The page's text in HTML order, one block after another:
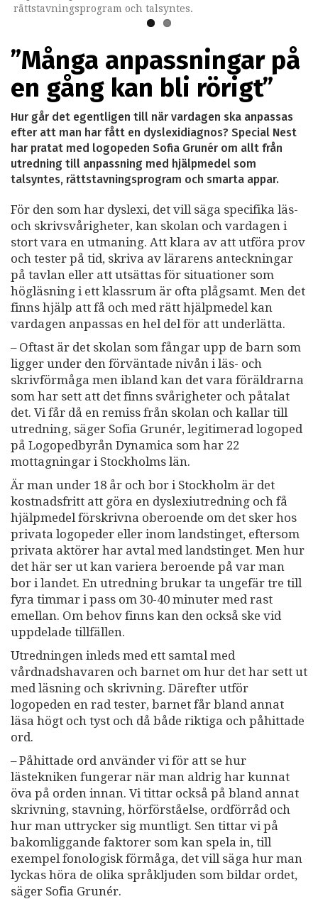
rättstavningsprogram och talsyntes.
det bli rörigt", säger logopeden Sofia Grunér.
”Många anpassningar på
en gång kan bli rörigt”
Hur går det egentligen till när vardagen ska anpassas
efter att man har fått en dyslexidiagnos? Special Nest
har pratat med logopeden Sofia Grunér om allt från
utredning till anpassning med hjälpmedel som
talsyntes, rättstavningsprogram och smarta appar.
För den som har dyslexi, det vill säga specifika läs-
och skrivsvårigheter, kan skolan och vardagen i
stort vara en utmaning. Att klara av att utföra prov
och tester på tid, skriva av lärarens anteckningar
på tavlan eller att utsättas för situationer som
högläsning i ett klassrum är ofta plågsamt. Men det
finns hjälp att få och med rätt hjälpmedel kan
vardagen anpassas en hel del för att underlätta.
– Oftast är det skolan som fångar upp de barn som
ligger under den förväntade nivån i läs- och
skrivförmåga men ibland kan det vara föräldrarna
som har sett att det finns svårigheter och påtalat
det. Vi får då en remiss från skolan och kallar till
utredning, säger Sofia Grunér, legitimerad logoped
på Logopedbyrån Dynamica som har 22
mottagningar i Stockholms län.
Är man under 18 år och bor i Stockholm är det
kostnadsfritt att göra en dyslexiutredning och få
hjälpmedel förskrivna oberoende om det sker hos
privata logopeder eller inom landstinget, eftersom
privata aktörer har avtal med landstinget. Men hur
det här ser ut kan variera beroende på var man
bor i landet. En utredning brukar ta ungefär tre till
fyra timmar i pass om 30-40 minuter med rast
emellan. Om behov finns kan den också ske vid
uppdelade tillfällen.
Utredningen inleds med ett samtal med
vårdnadshavaren och barnet om hur det har sett ut
med läsning och skrivning. Därefter utför
logopeden en rad tester, barnet får bland annat
läsa högt och tyst och då både riktiga och påhittade
ord.
– Påhittade ord använder vi för att se hur
lästekniken fungerar när man aldrig har kunnat
öva på orden innan. Vi tittar också på bland annat
skrivning, stavning, hörförståelse, ordförråd och
hur man uttrycker sig muntligt. Sen tittar vi på
bakomliggande faktorer som kan spela in, till
exempel fonologisk förmåga, det vill säga hur man
lyckas höra de olika språkljuden som bildar ordet,
säger Sofia Grunér.